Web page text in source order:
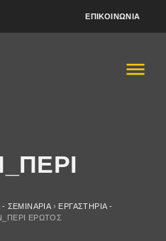
ΕΠΙΚΟΙΝΩΝΊΑ
ΣΕΜΙΝΑΡΙΑ› ΕΡΓΑΣΤΗΡΙΑ -
ΕΡΩΤΟΣ